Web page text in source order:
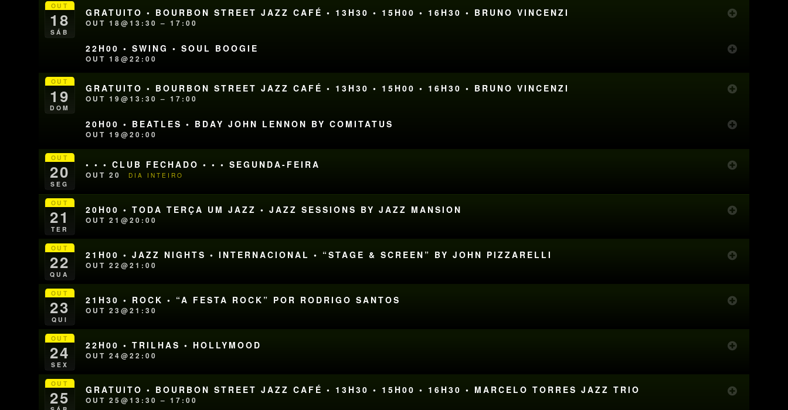
OUT
18
SÁB
GRATUITO • BOURBON STREET JAZZ CAFÉ • 13H30 • 15H00 • 16H30 • BRUNO VINCENZI
OUT 18@13:30 – 17:00
22H00 • SWING • SOUL BOOGIE
OUT 18@22:00
OUT
19
DOM
GRATUITO • BOURBON STREET JAZZ CAFÉ • 13H30 • 15H00 • 16H30 • BRUNO VINCENZI
OUT 19@13:30 – 17:00
20H00 • BEATLES • BDAY JOHN LENNON BY COMITATUS
OUT 19@20:00
OUT
20
SEG
• • • CLUB FECHADO • • • SEGUNDA-FEIRA
OUT 20 DIA INTEIRO
OUT
21
TER
20H00 • TODA TERÇA UM JAZZ • JAZZ SESSIONS BY JAZZ MANSION
OUT 21@20:00
OUT
22
QUA
21H00 • JAZZ NIGHTS • INTERNACIONAL • “STAGE & SCREEN” BY JOHN PIZZARELLI
OUT 22@21:00
OUT
23
QUI
21H30 • ROCK • “A FESTA ROCK” POR RODRIGO SANTOS
OUT 23@21:30
OUT
24
SEX
22H00 • TRILHAS • HOLLYMOOD
OUT 24@22:00
OUT
25 GRATUITO • BOURBON STREET JAZZ CAFÉ • 13H30 • 15H00 • 16H30 • MARCELO TORRES JAZZ TRIO
OUT 25@13:30 – 17:00